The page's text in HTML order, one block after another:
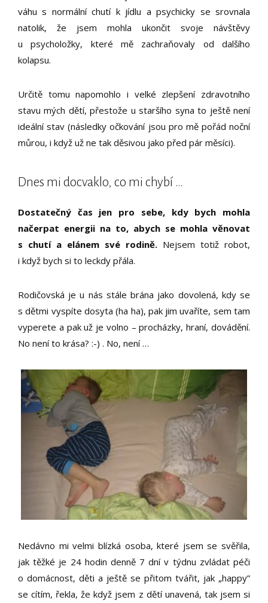
váhu s normální chutí k jídlu a psychicky se srovnala
natolik, že jsem mohla ukončit svoje návštěvy
u psycholožky, které mě zachraňovaly od dalšího
kolapsu.
Určitě tomu napomohlo i velké zlepšení zdravotního
stavu mých dětí, přestože u staršího syna to ještě není
ideální stav (následky očkování jsou pro mě pořád noční
můrou, i když už ne tak děsivou jako před pár měsíci).
Dnes mi docvaklo, co mi chybí …
Dostatečný čas jen pro sebe, kdy bych mohla
načerpat energii na to, abych se mohla věnovat
s chutí a elánem své rodině. Nejsem totiž robot,
i když bych si to leckdy přála.
Rodičovská je u nás stále brána jako dovolená, kdy se
s dětmi vyspíte dosyta (ha ha), pak jim uvaříte, sem tam
vyperete a pak už je volno – procházky, hraní, dovádění.
No není to krása? :-) . No, není …
Nedávno mi velmi blízká osoba, které jsem se svěřila,
jak těžké je 24 hodin denně 7 dní v týdnu zvládat péči
o domácnost, děti a ještě se přitom tvářit, jak „happy”
se cítím, řekla, že když jsem z dětí unavená, tak jsem si